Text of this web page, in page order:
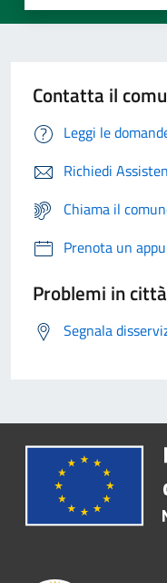
Contatta il
Leggi le
Richiedi
Chiama il
Prenota un
Problemi in città
Segnala